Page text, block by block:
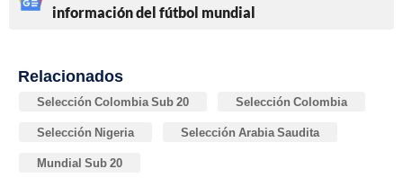
información del fútbol mundial
Relacionados
Selección Colombia Sub 20 Selección Colombia
Selección Nigeria Selección Arabia Saudita
Mundial Sub 20